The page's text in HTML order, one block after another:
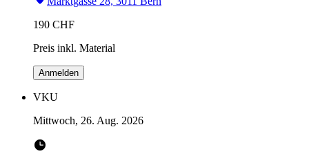
190 CHF
Preis inkl. Material
Anmelden
VKU
Mittwoch, 26. Aug. 2026